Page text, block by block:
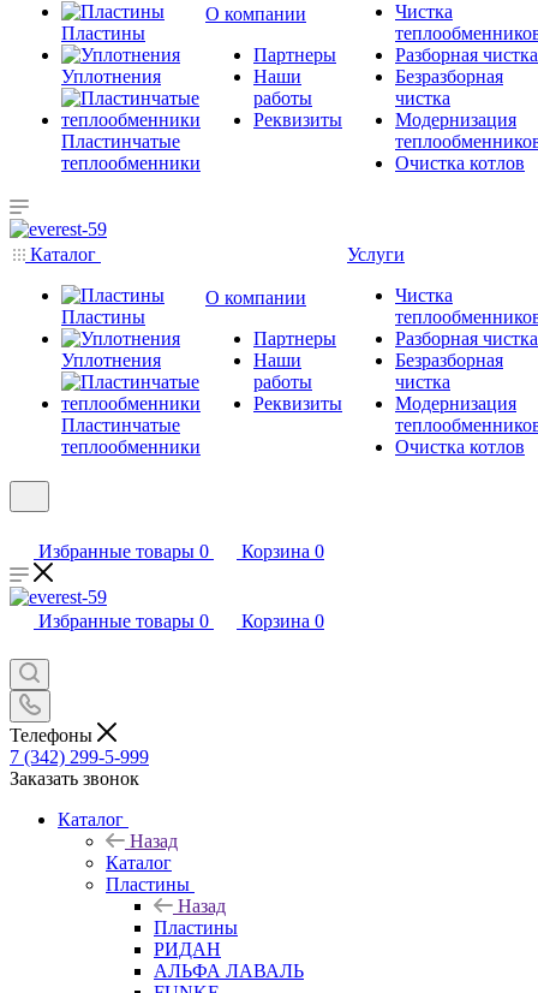
Пластины
Уплотнения
Пластинчатые
теплообменники
О компании
Партнеры
Наши
работы
Реквизиты
Чистка
Разборная чистка
Безразборная
чистка
Модернизация
Очистка котлов
Каталог
Пластины
Уплотнения
Пластинчатые
теплообменники
О компании
Партнеры
Наши
работы
Реквизиты
Услуги
Чистка
Разборная чистка
Безразборная
чистка
Модернизация
Очистка котлов
Избранные товары 0 Корзина 0
Избранные товары 0 Корзина 0
Телефоны
7 (342) 299-5-999
Заказать звонок
Каталог
Назад
Каталог
Пластины
Назад
Пластины
РИДАН
АЛЬФА ЛАВАЛЬ